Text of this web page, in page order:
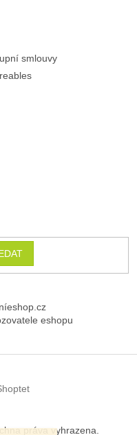
smlouvy
eshopu
práva vyhrazena.